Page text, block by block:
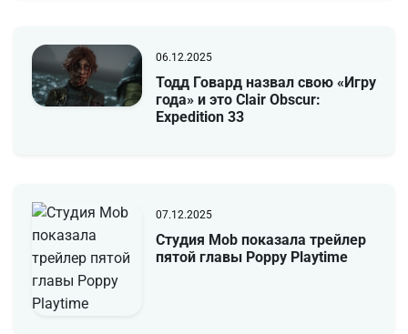
06.12.2025
Тодд Говард назвал свою «Игру
года» и это Clair Obscur:
Expedition 33
07.12.2025
Студия Mob показала трейлер
пятой главы Poppy Playtime